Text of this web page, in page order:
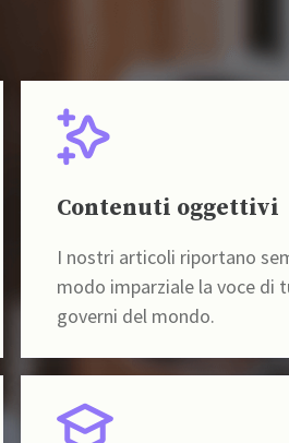
Contenuti oggettivi
I nostri articoli riportano
modo imparziale la voce di
governi del mondo.